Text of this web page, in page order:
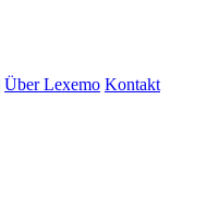
Über Lexemo Kontakt